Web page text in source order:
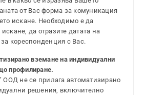
от Вас форма за комуникация
искане. Необходимо е да
да отразите датата на
кореспонденция с Вас.
вземане на индивидуални
профилиране.
не се прилага автоматизирано
решения, включително